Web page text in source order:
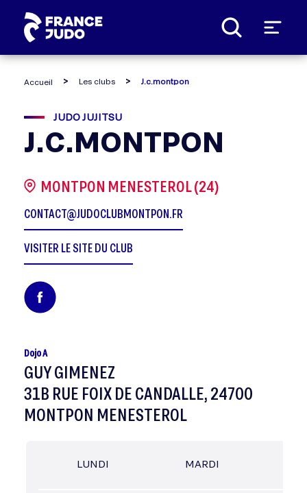
Accueil Les clubs J.c.montpon
JUDO JUJITSU
J.C.MONTPON
MONTPON MENESTEROL (24)
CONTACT@JUDOCLUBMONTPON.FR
VISITER LE SITE DU CLUB
Dojo A
GUY GIMENEZ
31B RUE FOIX DE CANDALLE, 24700
MONTPON MENESTEROL
LUNDI MARDI